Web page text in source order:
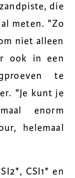
die
meten. "Zo
niet alleen
ook in een
te
"Je kunt je
enorm
helemaal
CSI1* en